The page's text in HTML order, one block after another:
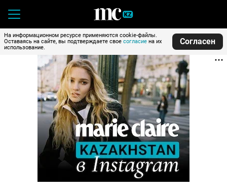
На информационном ресурсе применяются cookie-файлы.
Оставаясь на сайте, вы подтверждаете свое согласие на их
использование.
Согласен